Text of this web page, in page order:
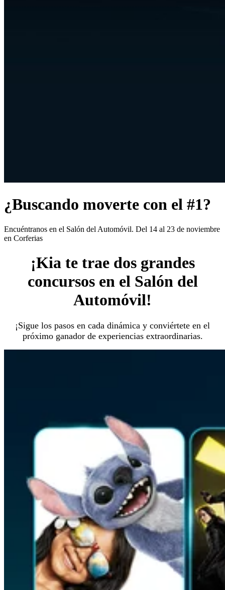
¿Buscando moverte con el #1?
Encuéntranos en el Salón del Automóvil. Del 14 al 23 de noviembre
en Corferias
¡Kia te trae dos grandes
concursos en el Salón del
Automóvil!
¡Sigue los pasos en cada dinámica y conviértete en el
próximo ganador de experiencias extraordinarias.